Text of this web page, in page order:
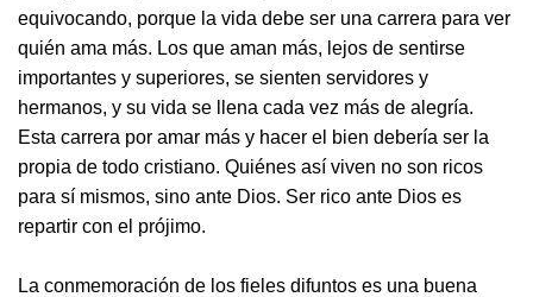
equivocando, porque la vida debe ser una carrera para ver
quién ama más. Los que aman más, lejos de sentirse
importantes y superiores, se sienten servidores y
hermanos, y su vida se llena cada vez más de alegría.
Esta carrera por amar más y hacer el bien debería ser la
propia de todo cristiano. Quiénes así viven no son ricos
para sí mismos, sino ante Dios. Ser rico ante Dios es
repartir con el prójimo.
La conmemoración de los fieles difuntos es una buena